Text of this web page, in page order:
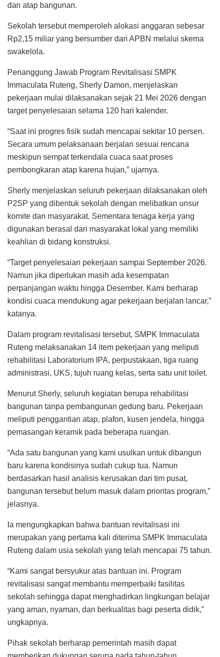
dan atap bangunan.
Sekolah tersebut memperoleh alokasi anggaran sebesar
Rp2,15 miliar yang bersumber dari APBN melalui skema
swakelola.
Penanggung Jawab Program Revitalisasi SMPK
Immaculata Ruteng, Sherly Damon, menjelaskan
pekerjaan mulai dilaksanakan sejak 21 Mei 2026 dengan
target penyelesaian selama 120 hari kalender.
“Saat ini progres fisik sudah mencapai sekitar 10 persen.
Secara umum pelaksanaan berjalan sesuai rencana
meskipun sempat terkendala cuaca saat proses
pembongkaran atap karena hujan,” ujarnya.
Sherly menjelaskan seluruh pekerjaan dilaksanakan oleh
P2SP yang dibentuk sekolah dengan melibatkan unsur
komite dan masyarakat. Sementara tenaga kerja yang
digunakan berasal dari masyarakat lokal yang memiliki
keahlian di bidang konstruksi.
“Target penyelesaian pekerjaan sampai September 2026.
Namun jika diperlukan masih ada kesempatan
perpanjangan waktu hingga Desember. Kami berharap
kondisi cuaca mendukung agar pekerjaan berjalan lancar,”
katanya.
Dalam program revitalisasi tersebut, SMPK Immaculata
Ruteng melaksanakan 14 item pekerjaan yang meliputi
rehabilitasi Laboratorium IPA, perpustakaan, tiga ruang
administrasi, UKS, tujuh ruang kelas, serta satu unit toilet.
Menurut Sherly, seluruh kegiatan berupa rehabilitasi
bangunan tanpa pembangunan gedung baru. Pekerjaan
meliputi penggantian atap, plafon, kusen jendela, hingga
pemasangan keramik pada beberapa ruangan.
“Ada satu bangunan yang kami usulkan untuk dibangun
baru karena kondisinya sudah cukup tua. Namun
berdasarkan hasil analisis kerusakan dari tim pusat,
bangunan tersebut belum masuk dalam prioritas program,”
jelasnya.
Ia mengungkapkan bahwa bantuan revitalisasi ini
merupakan yang pertama kali diterima SMPK Immaculata
Ruteng dalam usia sekolah yang telah mencapai 75 tahun.
“Kami sangat bersyukur atas bantuan ini. Program
revitalisasi sangat membantu memperbaiki fasilitas
sekolah sehingga dapat menghadirkan lingkungan belajar
yang aman, nyaman, dan berkualitas bagi peserta didik,”
ungkapnya.
Pihak sekolah berharap pemerintah masih dapat